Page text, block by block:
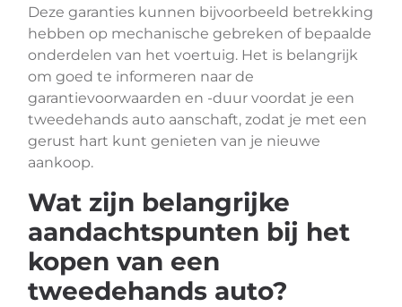
Deze garanties kunnen bijvoorbeeld betrekking
hebben op mechanische gebreken of bepaalde
onderdelen van het voertuig. Het is belangrijk
om goed te informeren naar de
garantievoorwaarden en -duur voordat je een
tweedehands auto aanschaft, zodat je met een
gerust hart kunt genieten van je nieuwe
aankoop.
Wat zijn belangrijke
aandachtspunten bij het
kopen van een
tweedehands auto?